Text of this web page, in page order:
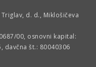
d. d., Miklošičeva
00, osnovni kapital:
davčna št.: 80040306